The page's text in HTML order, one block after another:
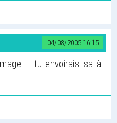
04/08/2005 16:15
... tu envoirais sa à